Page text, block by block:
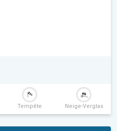
Tempête Neige-Verglas